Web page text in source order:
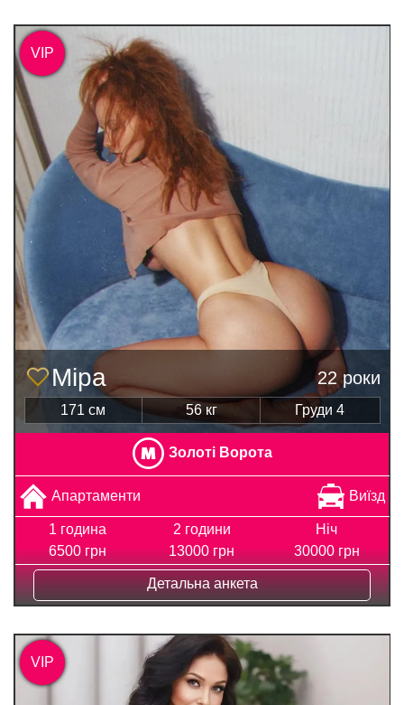
Міра 22 роки
171 см 56 кг Груди 4
Золоті Ворота
Апартаменти Виїзд
1 година
6500 грн
2 години
13000 грн
Ніч
30000 грн
Детальна анкета
VIP
VIP